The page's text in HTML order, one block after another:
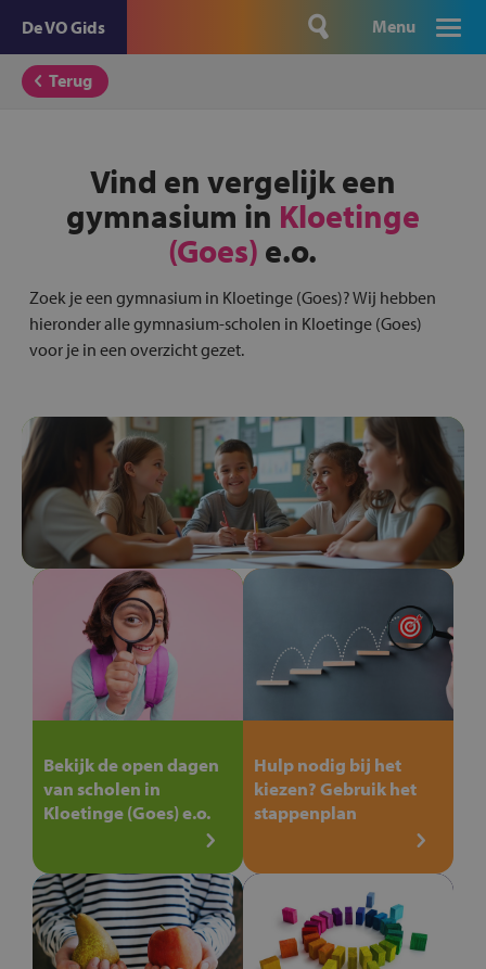
De VO Gids Menu
Terug
Vind en vergelijk een
gymnasium in Kloetinge
(Goes) e.o.
Zoek je een gymnasium in Kloetinge (Goes)? Wij hebben
hieronder alle gymnasium-scholen in Kloetinge (Goes)
voor je in een overzicht gezet.
Bekijk de open dagen
van scholen in
Kloetinge (Goes) e.o.
Hulp nodig bij het
kiezen? Gebruik het
stappenplan